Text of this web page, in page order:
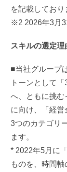
を記載しており
※2 2026年3月
スキルの選定理
■当社グループ
トーンとして
へ、ともに挑
に向け、「経
3つのカテゴリ
ます。
* 2022年5月に
ものを、時間軸